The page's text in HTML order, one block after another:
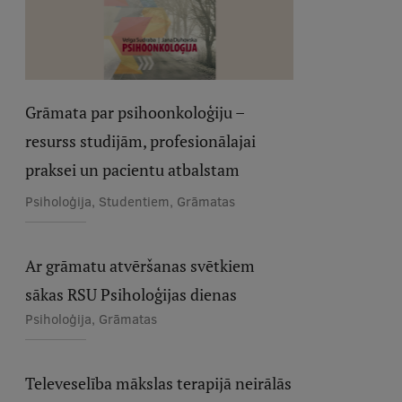
Grāmata par psihoonkoloģiju –
resurss studijām, profesionālajai
praksei un pacientu atbalstam
Psiholoģija, Studentiem, Grāmatas
Ar grāmatu atvēršanas svētkiem
sākas RSU Psiholoģijas dienas
Psiholoģija, Grāmatas
Televeselība mākslas terapijā neirālās